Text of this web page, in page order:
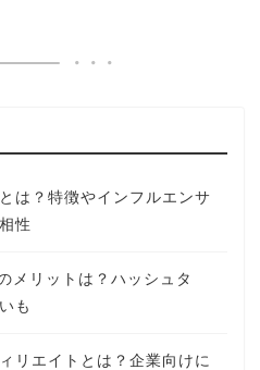
は？特徴やインフルエンサ
性
メリットは？ハッシュタ
も
リエイトとは？企業向けに